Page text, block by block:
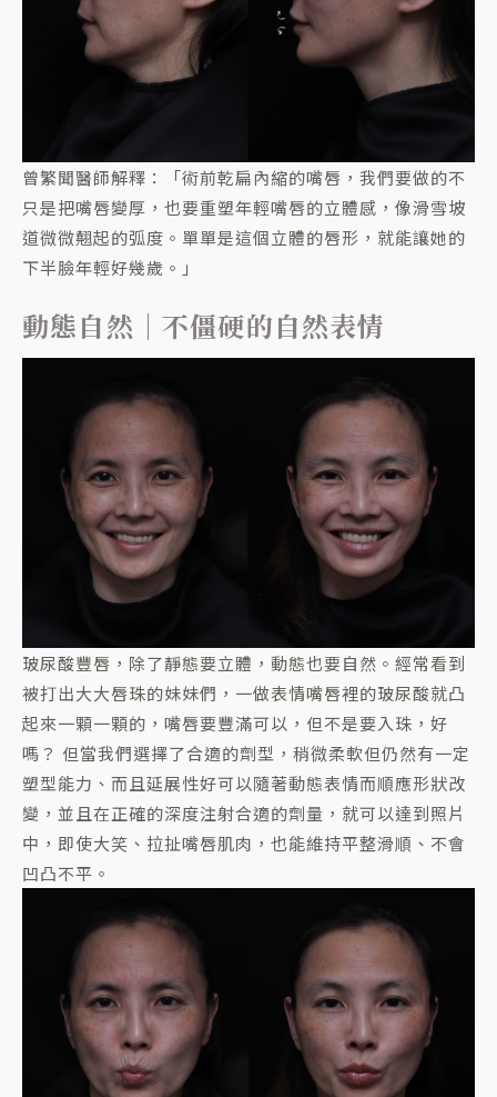
曾繁聞醫師解釋：「術前乾扁內縮的嘴唇，我們要做的不
只是把嘴唇變厚，也要重塑年輕嘴唇的立體感，像滑雪坡
道微微翹起的弧度。單單是這個立體的唇形，就能讓她的
下半臉年輕好幾歲。」
動態自然｜不僵硬的自然表情
玻尿酸豐唇，除了靜態要立體，動態也要自然。經常看到
被打出大大唇珠的妹妹們，一做表情嘴唇裡的玻尿酸就凸
起來一顆一顆的，嘴唇要豐滿可以，但不是要入珠，好
嗎？ 但當我們選擇了合適的劑型，稍微柔軟但仍然有一定
塑型能力、而且延展性好可以隨著動態表情而順應形狀改
變，並且在正確的深度注射合適的劑量，就可以達到照片
中，即使大笑、拉扯嘴唇肌肉，也能維持平整滑順、不會
凹凸不平。